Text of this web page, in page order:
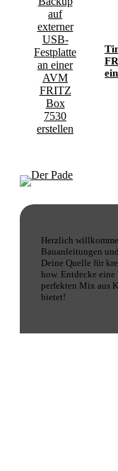
Herzlich
Bauanleitungen
Deine Quelle für
how. Entdecke
perfekten Mix aus
bietet!